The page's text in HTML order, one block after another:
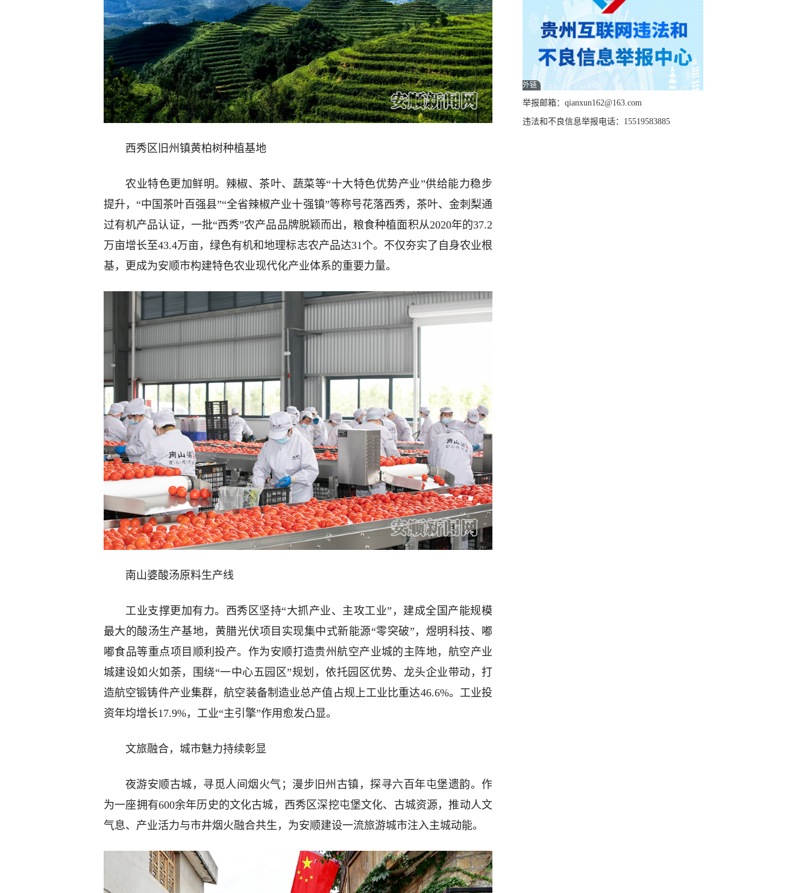
西秀区旧州镇黄柏树种植基地
农业特色更加鲜明。辣椒、茶叶、蔬菜等“十大特色优势产业”供给能力稳步
提升，“中国茶叶百强县”“全省辣椒产业十强镇”等称号花落西秀，茶叶、金刺梨通
过有机产品认证，一批“西秀”农产品品牌脱颖而出，粮食种植面积从2020年的37.2
万亩增长至43.4万亩，绿色有机和地理标志农产品达31个。不仅夯实了自身农业根
基，更成为安顺市构建特色农业现代化产业体系的重要力量。
南山婆酸汤原料生产线
工业支撑更加有力。西秀区坚持“大抓产业、主攻工业”，建成全国产能规模
最大的酸汤生产基地，黄腊光伏项目实现集中式新能源“零突破”，煜明科技、嘟
嘟食品等重点项目顺利投产。作为安顺打造贵州航空产业城的主阵地，航空产业
城建设如火如荼，围绕“一中心五园区”规划，依托园区优势、龙头企业带动，打
造航空锻铸件产业集群，航空装备制造业总产值占规上工业比重达46.6%。工业投
资年均增长17.9%，工业“主引擎”作用愈发凸显。
文旅融合，城市魅力持续彰显
夜游安顺古城，寻觅人间烟火气；漫步旧州古镇，探寻六百年屯堡遗韵。作
为一座拥有600余年历史的文化古城，西秀区深挖屯堡文化、古城资源，推动人文
气息、产业活力与市井烟火融合共生，为安顺建设一流旅游城市注入主城动能。
外链
举报邮箱：qianxun162@163.com
违法和不良信息举报电话：15519583885